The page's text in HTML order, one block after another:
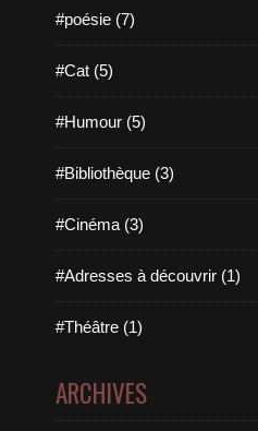
#poésie (7)
#Cat (5)
#Humour (5)
#Bibliothèque (3)
#Cinéma (3)
#Adresses à découvrir (1)
#Théâtre (1)
ARCHIVES